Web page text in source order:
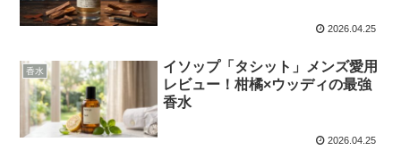
2026.04.25
香水
イソップ「タシット」メンズ愛用
レビュー！柑橘×ウッディの最強
香水
2026.04.25